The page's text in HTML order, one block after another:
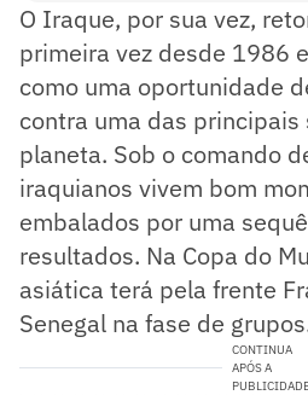
O Iraque, por sua vez,
primeira vez desde 1986
como uma oportunidade
contra uma das principais
planeta. Sob o comando
iraquianos vivem bom
embalados por uma
resultados. Na Copa do
asiática terá pela frente
Senegal na fase de
CONTINUA
APÓS A